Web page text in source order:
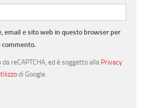
email e sito web in questo browser per
commento.
reCAPTCHA, ed è soggetto alla Privacy
di Google.